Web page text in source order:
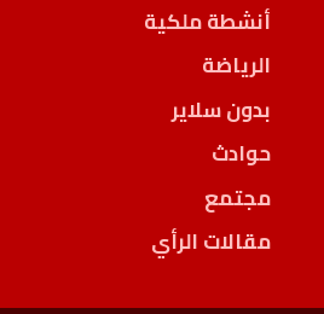
أنشطة ملكية
الرياضة
بدون سلاير
حوادث
مجتمع
مقالات الرأي